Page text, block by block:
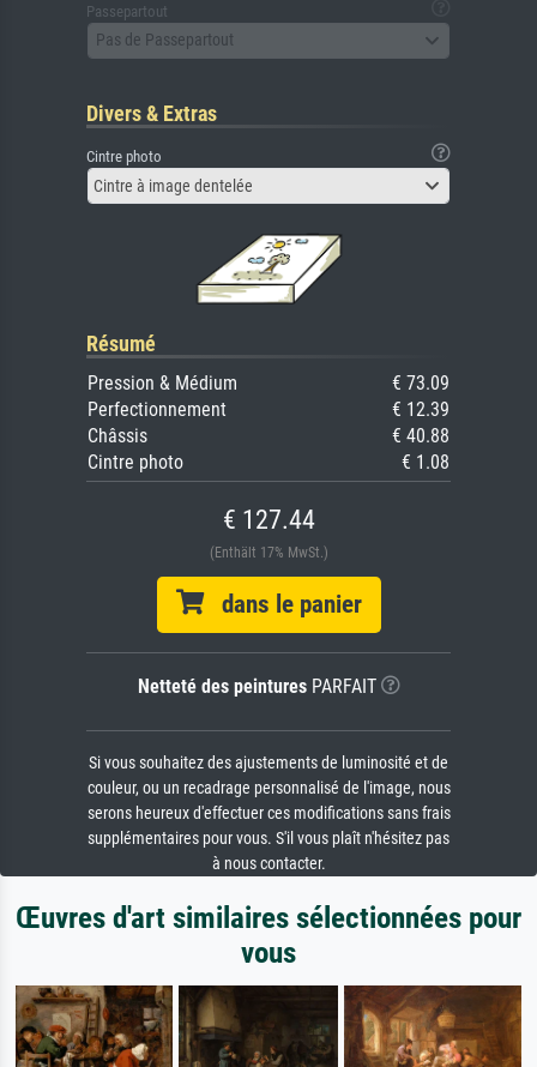
Passepartout
Pas de Passepartout
Divers & Extras
Cintre photo
Cintre à image dentelée
Résumé
Pression & Médium
€ 73.09
Perfectionnement
€ 12.39
Châssis
€ 40.88
Cintre photo
€ 1.08
€ 127.44
(Enthält 17% MwSt.)
dans le panier
Netteté des peinturesPARFAIT
Si vous souhaitez des ajustements de luminosité et de
couleur, ou un recadrage personnalisé de l'image, nous
serons heureux d'effectuer ces modifications sans frais
supplémentaires pour vous. S'il vous plaît n'hésitez pas
à nous contacter.
Œuvres d'art similaires sélectionnées pour
vous